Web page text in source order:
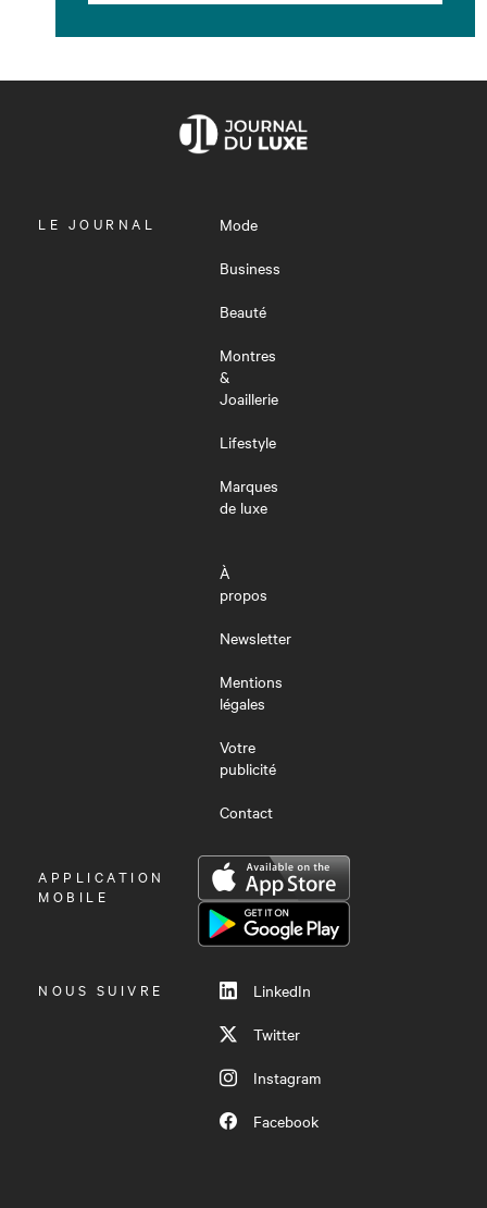
OUVRIR
LE JOURNAL
Mode
Business
Beauté
Montres
&
Joaillerie
Lifestyle
Marques
de luxe
À
propos
Newsletter
Mentions
légales
Votre
publicité
Contact
OUVRIR
LE
APPLICATION
MOBILE
NOUS SUIVRE
LinkedIn
Twitter
Instagram
Facebook